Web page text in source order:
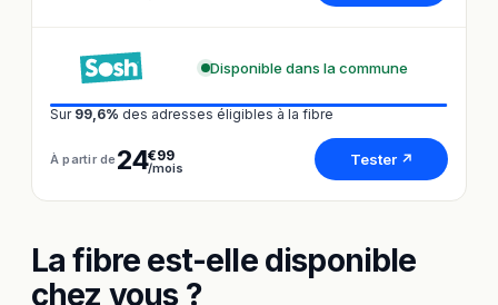
Disponible dans la commune
Sur 99,6% des adresses éligibles à la fibre
À partir de 24€99
/mois Tester ↗
La fibre est-elle disponible
chez vous ?